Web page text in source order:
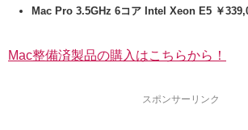
Mac Pro 3.5GHz 6コア Intel Xeon E5 ￥
Mac整備済製品の購入はこちらから！
スポンサーリンク